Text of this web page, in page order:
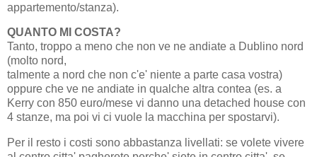
appartemento/stanza).
QUANTO MI COSTA?
Tanto, troppo a meno che non ve ne andiate a Dublino nord
(molto nord,
talmente a nord che non c'e' niente a parte casa vostra)
oppure che ve ne andiate in qualche altra contea (es. a
Kerry con 850 euro/mese vi danno una detached house con
4 stanze, ma poi vi ci vuole la macchina per spostarvi).
Per il resto i costi sono abbastanza livellati: se volete vivere